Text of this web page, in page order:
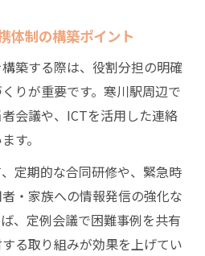
体制の構築ポイント
築する際は、役割分担の明確
りが重要です。寒川駅周辺で
会議や、ICTを活用した連絡
す。
定期的な合同研修や、緊急時
・家族への情報発信の強化な
、定例会議で困難事例を共有
る取り組みが効果を上げてい